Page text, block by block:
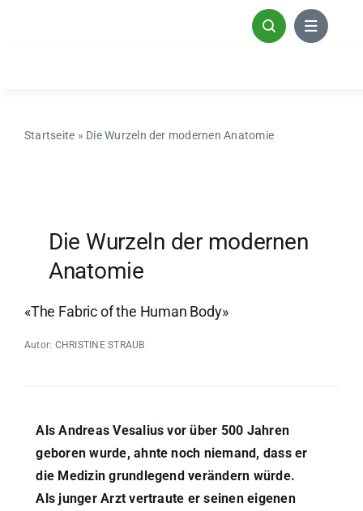
Startseite » Die Wurzeln der modernen Anatomie
Die Wurzeln der modernen
Anatomie
«The Fabric of the Human Body»
Autor: CHRISTINE STRAUB
Als Andreas Vesalius vor über 500 Jahren
geboren wurde, ahnte noch niemand, dass er
die Medizin grundlegend verändern würde.
Als junger Arzt vertraute er seinen eigenen